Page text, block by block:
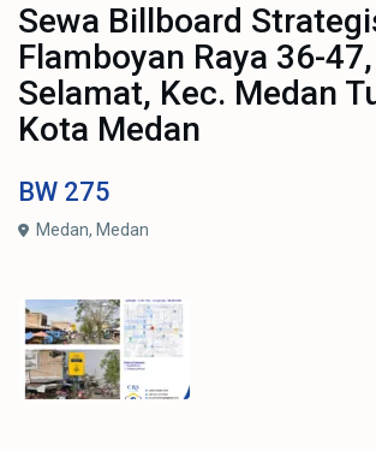
Sewa Billboard
Flamboyan Raya 36-
Selamat, Kec. Medan
Kota Medan
BW 275
Medan, Medan